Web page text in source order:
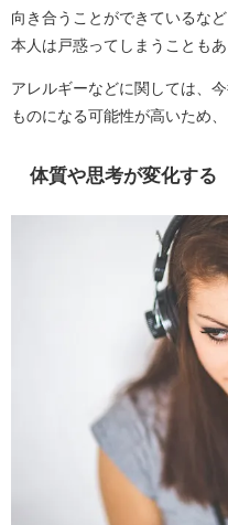
向き合うことができているな
本人は戸惑ってしまうこともあ
アレルギーなどに関しては、
ものになる可能性が高いため
体質や思考が変化する